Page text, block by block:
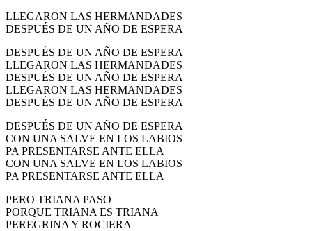
LLEGARON LAS HERMANDADES
DESPUÉS DE UN AÑO DE ESPERA
DESPUÉS DE UN AÑO DE ESPERA
LLEGARON LAS HERMANDADES
DESPUÉS DE UN AÑO DE ESPERA
LLEGARON LAS HERMANDADES
DESPUÉS DE UN AÑO DE ESPERA
DESPUÉS DE UN AÑO DE ESPERA
CON UNA SALVE EN LOS LABIOS
PA PRESENTARSE ANTE ELLA
CON UNA SALVE EN LOS LABIOS
PA PRESENTARSE ANTE ELLA
PERO TRIANA PASO
PORQUE TRIANA ES TRIANA
PEREGRINA Y ROCIERA
Historia de la Virgen del Rocío
¿Cuándo es la romería del Rocío?
¿Cuándo se construyó la primera ermita?
El traslado cada siete años
¿Cuales son los actos principales que se celebran en el
Quiero hacer el camino,¿que tengo que hacer?